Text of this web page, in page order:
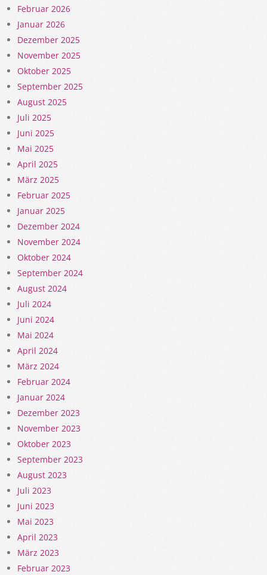
Februar 2026
Januar 2026
Dezember 2025
November 2025
Oktober 2025
September 2025
August 2025
Juli 2025
Juni 2025
Mai 2025
April 2025
März 2025
Februar 2025
Januar 2025
Dezember 2024
November 2024
Oktober 2024
September 2024
August 2024
Juli 2024
Juni 2024
Mai 2024
April 2024
März 2024
Februar 2024
Januar 2024
Dezember 2023
November 2023
Oktober 2023
September 2023
August 2023
Juli 2023
Juni 2023
Mai 2023
April 2023
März 2023
Februar 2023